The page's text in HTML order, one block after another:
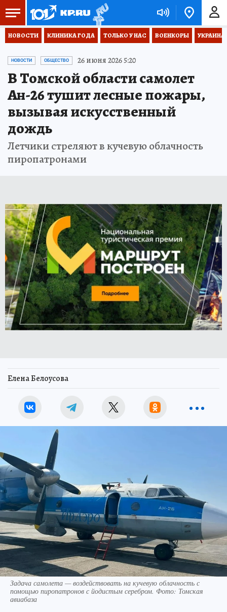
НОВОСТИ КЛИНИКА ГОДА ТОЛЬКО У НАС ВОЕНКОРЫ
НОВОСТИ ОБЩЕСТВО 26 июня 2026 5:20
В Томской области самолет
Ан-26 тушит лесные пожары,
вызывая искусственный
дождь
Летчики стреляют в кучевую облачность
пиропатронами
Елена Белоусова
Задача самолета — воздействовать на кучевую облачность с
помощью пиропатронов с йодистым серебром. Фото: Томская
авиабаза